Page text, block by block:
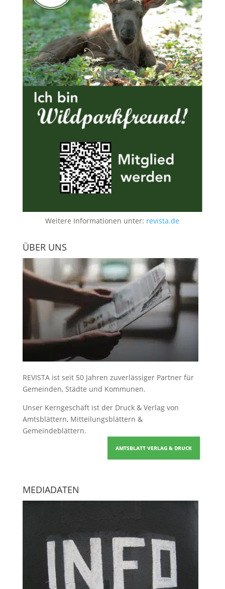
Weitere Informationen unter: revista.de
ÜBER UNS
REVISTA ist seit 50 Jahren zuverlässiger Partner für
Gemeinden, Städte und Kommunen.
Unser Kerngeschäft ist der Druck & Verlag von
Amtsblättern, Mitteilungsblättern &
Gemeindeblättern.
AMTSBLATT VERLAG & DRUCK
MEDIADATEN